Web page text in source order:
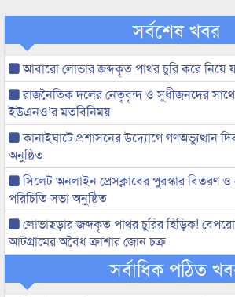
সর্বশেষ খবর
আবারো লোভার জব্দকৃত পাথর চুরি করে নিয়ে
রাজনৈতিক দলের নেতৃবৃন্দ ও সুধীজনদের
ইউএনও’র মতবিনিময়
কানাইঘাটে প্রশাসনের উদ্যোগে গণঅভ্যুত্থান
অনুষ্ঠিত
সিলেট অনলাইন প্রেসক্লাবের পুরস্কার বিতরণ
পরিচিতি সভা অনুষ্ঠিত
লোভাছড়ার জব্দকৃত পাথর চুরির হিড়িক!
আটগ্রামের অবৈধ ক্রাশার জোন চক্র
সর্বাধিক পঠিত